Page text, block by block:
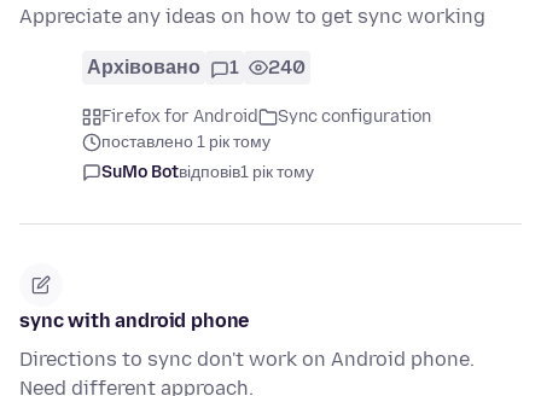
Appreciate any ideas on how to get sync working
Архівовано 1 240
Firefox for Android
Sync configuration
поставлено 1 рік тому
SuMo Botвідповів1 рік тому
sync with android phone
Directions to sync don't work on Android phone.
Need different approach.